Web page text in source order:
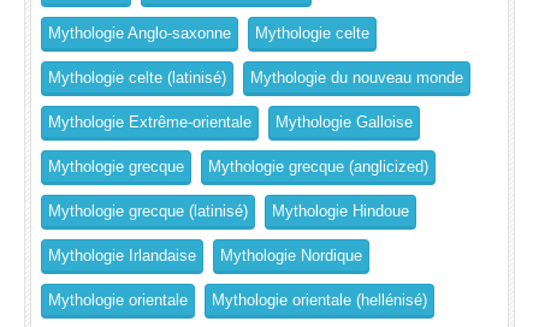
Mythologie Anglo-saxonne Mythologie celte
Mythologie celte (latinisé) Mythologie du nouveau monde
Mythologie Extrême-orientale Mythologie Galloise
Mythologie grecque Mythologie grecque (anglicized)
Mythologie grecque (latinisé) Mythologie Hindoue
Mythologie Irlandaise Mythologie Nordique
Mythologie orientale Mythologie orientale (hellénisé)